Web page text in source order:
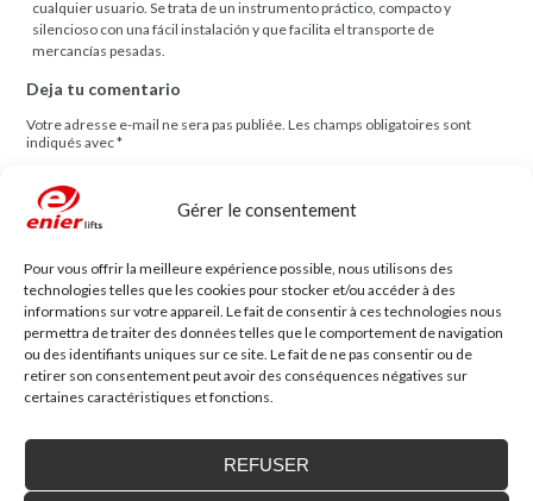
Gérer le consentement
Pour vous offrir la meilleure expérience possible, nous utilisons des
technologies telles que les cookies pour stocker et/ou accéder à des
informations sur votre appareil. Le fait de consentir à ces technologies nous
permettra de traiter des données telles que le comportement de navigation
ou des identifiants uniques sur ce site. Le fait de ne pas consentir ou de
retirer son consentement peut avoir des conséquences négatives sur
certaines caractéristiques et fonctions.
REFUSER
cualquier usuario. Se trata de un instrumento práctico, compacto y
silencioso con una fácil instalación y que facilita el transporte de
mercancías pesadas.
Deja tu comentario
Votre adresse e-mail ne sera pas publiée. Les champs obligatoires sont
indiqués avec*
Comentario
Nom* Mail*